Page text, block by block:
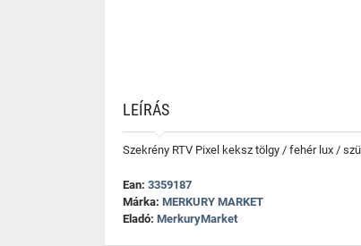
LEÍRÁS
Szekrény RTV Pixel keksz tölgy / fehér lux /
Ean: 3359187
Márka: MERKURY MARKET
Eladó: MerkuryMarket